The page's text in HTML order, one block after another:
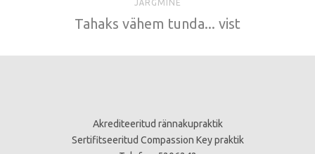
JÄRGMINE
Tahaks vähem tunda... vist
Akrediteeritud rännakupraktik
Sertifitseeritud Compassion Key praktik